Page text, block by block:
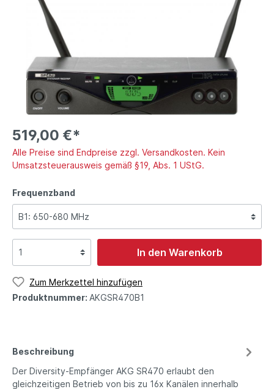
519,00 €*
Alle Preise sind Endpreise zzgl. Versandkosten. Kein
Umsatzsteuerausweis gemäß §19, Abs. 1 UStG.
Frequenzband
In den Warenkorb
Zum Merkzettel hinzufügen
Produktnummer: AKGSR470B1
Beschreibung
Der Diversity-Empfänger AKG SR470 erlaubt den
gleichzeitigen Betrieb von bis zu 16x Kanälen innerhalb